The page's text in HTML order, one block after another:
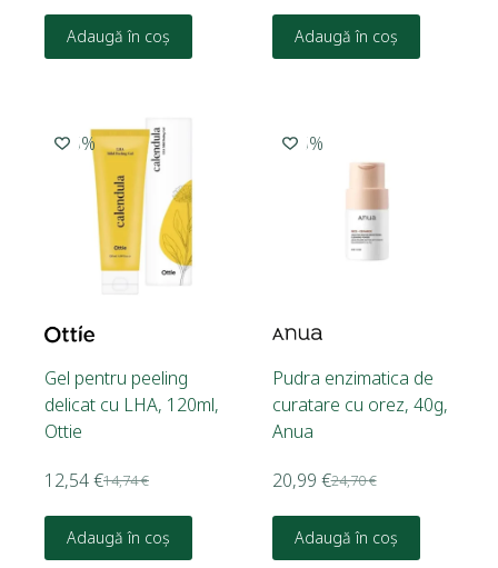
Adaugă în coș Adaugă în coș
-15%
Gel pentru peeling
delicat cu LHA, 120ml,
Ottie
14,74€
12,54€
Adaugă în coș
-15%
Pudra enzimatica de
curatare cu orez, 40g,
Anua
24,70€
20,99 €
Adaugă în coș